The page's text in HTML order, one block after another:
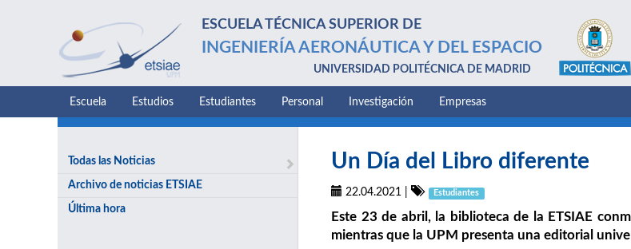
ESCUELA TÉCNICA SUPERIOR DE
INGENIERÍA AERONÁUTICA Y DEL ESPACIO
UNIVERSIDAD POLITÉCNICA DE MADRID
Escuela Estudios Estudiantes Personal Investigación Empresas
Todas las Noticias
Archivo de noticias ETSIAE
Última hora
Un Día del Libro diferente
22.04.2021 Estudiantes
Este 23 de abril, la biblioteca de la ETSIAE
mientras que la UPM presenta una editorial